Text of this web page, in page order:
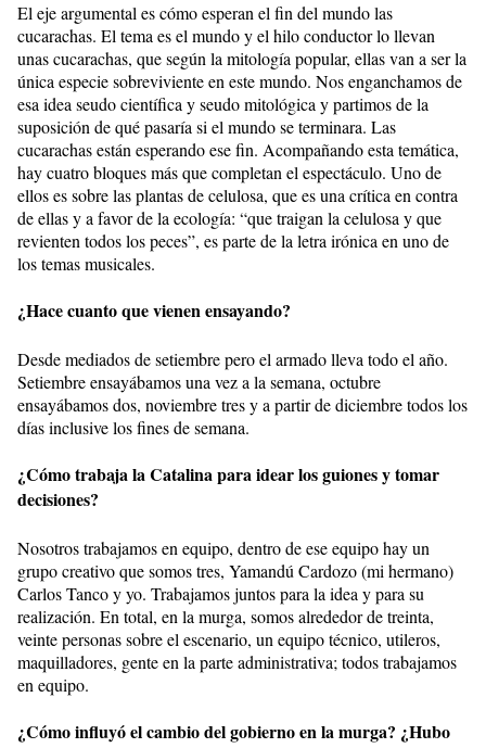
El eje argumental es cómo esperan el fin del mundo las
cucarachas. El tema es el mundo y el hilo conductor lo llevan
unas cucarachas, que según la mitología popular, ellas van a ser la
única especie sobreviviente en este mundo. Nos enganchamos de
esa idea seudo científica y seudo mitológica y partimos de la
suposición de qué pasaría si el mundo se terminara. Las
cucarachas están esperando ese fin. Acompañando esta temática,
hay cuatro bloques más que completan el espectáculo. Uno de
ellos es sobre las plantas de celulosa, que es una crítica en contra
de ellas y a favor de la ecología: “que traigan la celulosa y que
revienten todos los peces”, es parte de la letra irónica en uno de
los temas musicales.
¿Hace cuanto que vienen ensayando?
Desde mediados de setiembre pero el armado lleva todo el año.
Setiembre ensayábamos una vez a la semana, octubre
ensayábamos dos, noviembre tres y a partir de diciembre todos los
días inclusive los fines de semana.
¿Cómo trabaja la Catalina para idear los guiones y tomar
decisiones?
Nosotros trabajamos en equipo, dentro de ese equipo hay un
grupo creativo que somos tres, Yamandú Cardozo (mi hermano)
Carlos Tanco y yo. Trabajamos juntos para la idea y para su
realización. En total, en la murga, somos alrededor de treinta,
veinte personas sobre el escenario, un equipo técnico, utileros,
maquilladores, gente en la parte administrativa; todos trabajamos
en equipo.
¿Cómo influyó el cambio del gobierno en la murga? ¿Hubo